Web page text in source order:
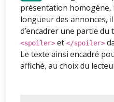
présentation homogène,
longueur des annonces,
d’encadrer une partie du
<spoiler> et </spoiler>
Le texte ainsi encadré
affiché, au choix du